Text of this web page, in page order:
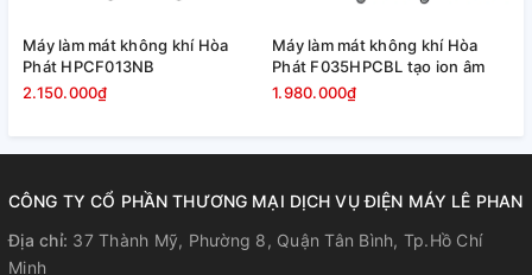
Quạt điều hòa trang bị bảng điều
khiển cảm ứng hiện đại, màn hình
Máy làm mát không khí Hòa
Phát HPCF013NB
2.150.000₫
Máy làm mát không khí Hòa
Phát F035HPCBL tạo ion âm
1.980.000₫
CÔNG TY CỔ PHẦN THƯƠNG MẠI DỊCH VỤ ĐIỆN MÁY LÊ PHAN
Địa chỉ: 37 Thành Mỹ, Phường 8, Quận Tân Bình, Tp.Hồ Chí
Minh